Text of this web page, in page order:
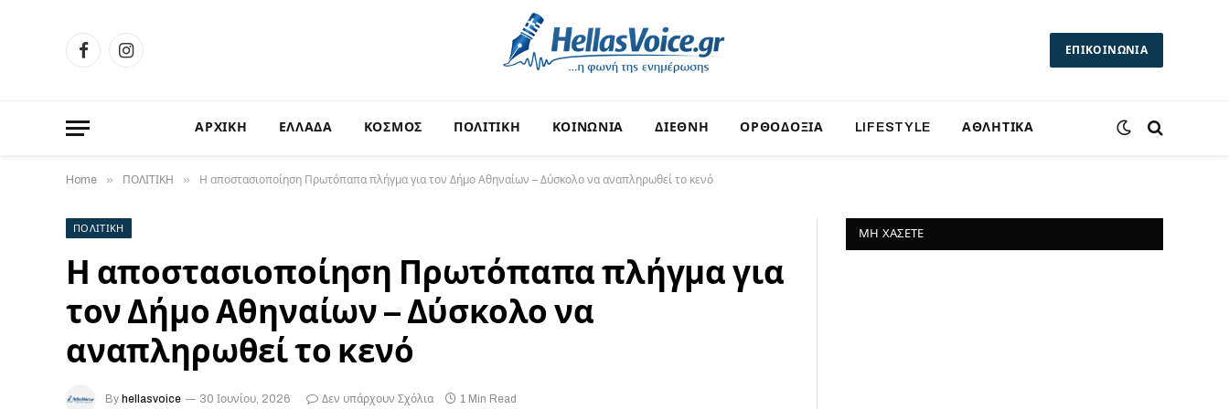
FacebookInstagram ΕΠΙΚΟΙΝΩΝΙΑ
ΑΡΧΙΚΗ ΕΛΛΑΔΑ ΚΟΣΜΟΣ ΠΟΛΙΤΙΚΗ ΚΟΙΝΩΝΙΑ ΔΙΕΘΝΗ ΟΡΘΟΔΟΞΙΑ LIFESTYLE ΑΘΛΗΤΙΚΑ
Home » ΠΟΛΙΤΙΚΗ » Η αποστασιοποίηση Πρωτόπαπα πλήγμα για τον Δήμο Αθηναίων – Δύσκολο να αναπληρωθεί το κενό
ΠΟΛΙΤΙΚΗ
Η αποστασιοποίηση Πρωτόπαπα πλήγμα για
τον Δήμο Αθηναίων – Δύσκολο να
αναπληρωθεί το κενό
By hellasvoice 30 Ιουνίου, 2026 Δεν υπάρχουν Σχόλια 1 Min Read
ΜΗ ΧΆΣΕΤΕ